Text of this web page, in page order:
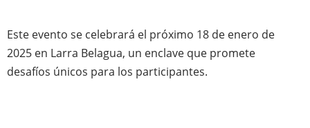
Este evento se celebrará el próximo 18 de enero de
2025 en Larra Belagua, un enclave que promete
desafíos únicos para los participantes.